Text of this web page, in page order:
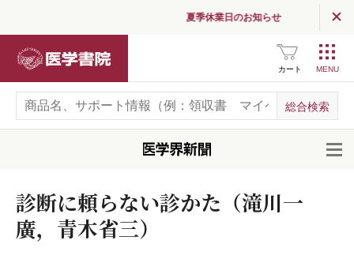
夏季休業日のお知らせ
カート
診断に頼らない診かた（滝川一
廣，青木省三）